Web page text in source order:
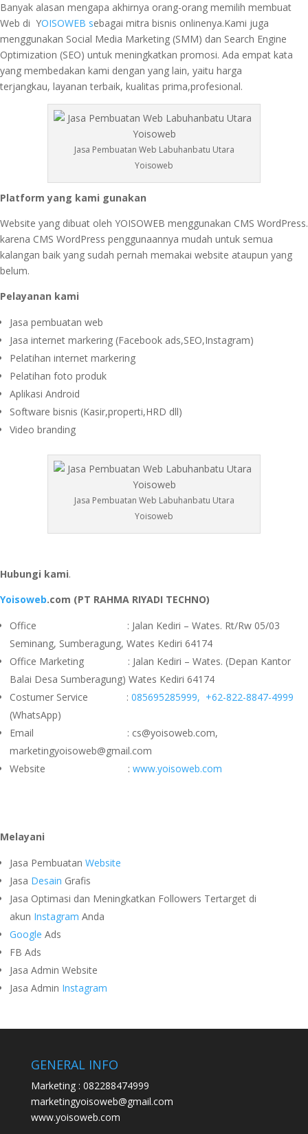
Banyak alasan mengapa akhirnya orang-orang memilih membuat
Web di YOISOWEB sebagai mitra bisnis onlinenya.Kami juga
menggunakan Social Media Marketing (SMM) dan Search Engine
Optimization (SEO) untuk meningkatkan promosi. Ada empat kata
yang membedakan kami dengan yang lain, yaitu harga
terjangkau, layanan terbaik, kualitas prima,profesional.
Jasa Pembuatan Web Labuhanbatu Utara
Yoisoweb
Platform yang kami gunakan
Website yang dibuat oleh YOISOWEB menggunakan CMS WordPress.
karena CMS WordPress penggunaannya mudah untuk semua
kalangan baik yang sudah pernah memakai website ataupun yang
belum.
Pelayanan kami
Jasa pembuatan web
Jasa internet markering (Facebook ads,SEO,Instagram)
Pelatihan internet markering
Pelatihan foto produk
Aplikasi Android
Software bisnis (Kasir,properti,HRD dll)
Video branding
Jasa Pembuatan Web Labuhanbatu Utara
Yoisoweb
Hubungi kami.
Yoisoweb.com (PT RAHMA RIYADI TECHNO)
Office : Jalan Kediri – Wates. Rt/Rw 05/03
Seminang, Sumberagung, Wates Kediri 64174
Office Marketing : Jalan Kediri – Wates. (Depan Kantor
Balai Desa Sumberagung) Wates Kediri 64174
Costumer Service : 085695285999, +62-822-8847-4999
(WhatsApp)
Email : cs@yoisoweb.com,
marketingyoisoweb@gmail.com
Website : www.yoisoweb.com
Melayani
Jasa Pembuatan Website
Jasa Desain Grafis
Jasa Optimasi dan Meningkatkan Followers Tertarget di
akun Instagram Anda
Google Ads
FB Ads
Jasa Admin Website
Jasa Admin Instagram
GENERAL INFO
Marketing : 082288474999
marketingyoisoweb@gmail.com
www.yoisoweb.com